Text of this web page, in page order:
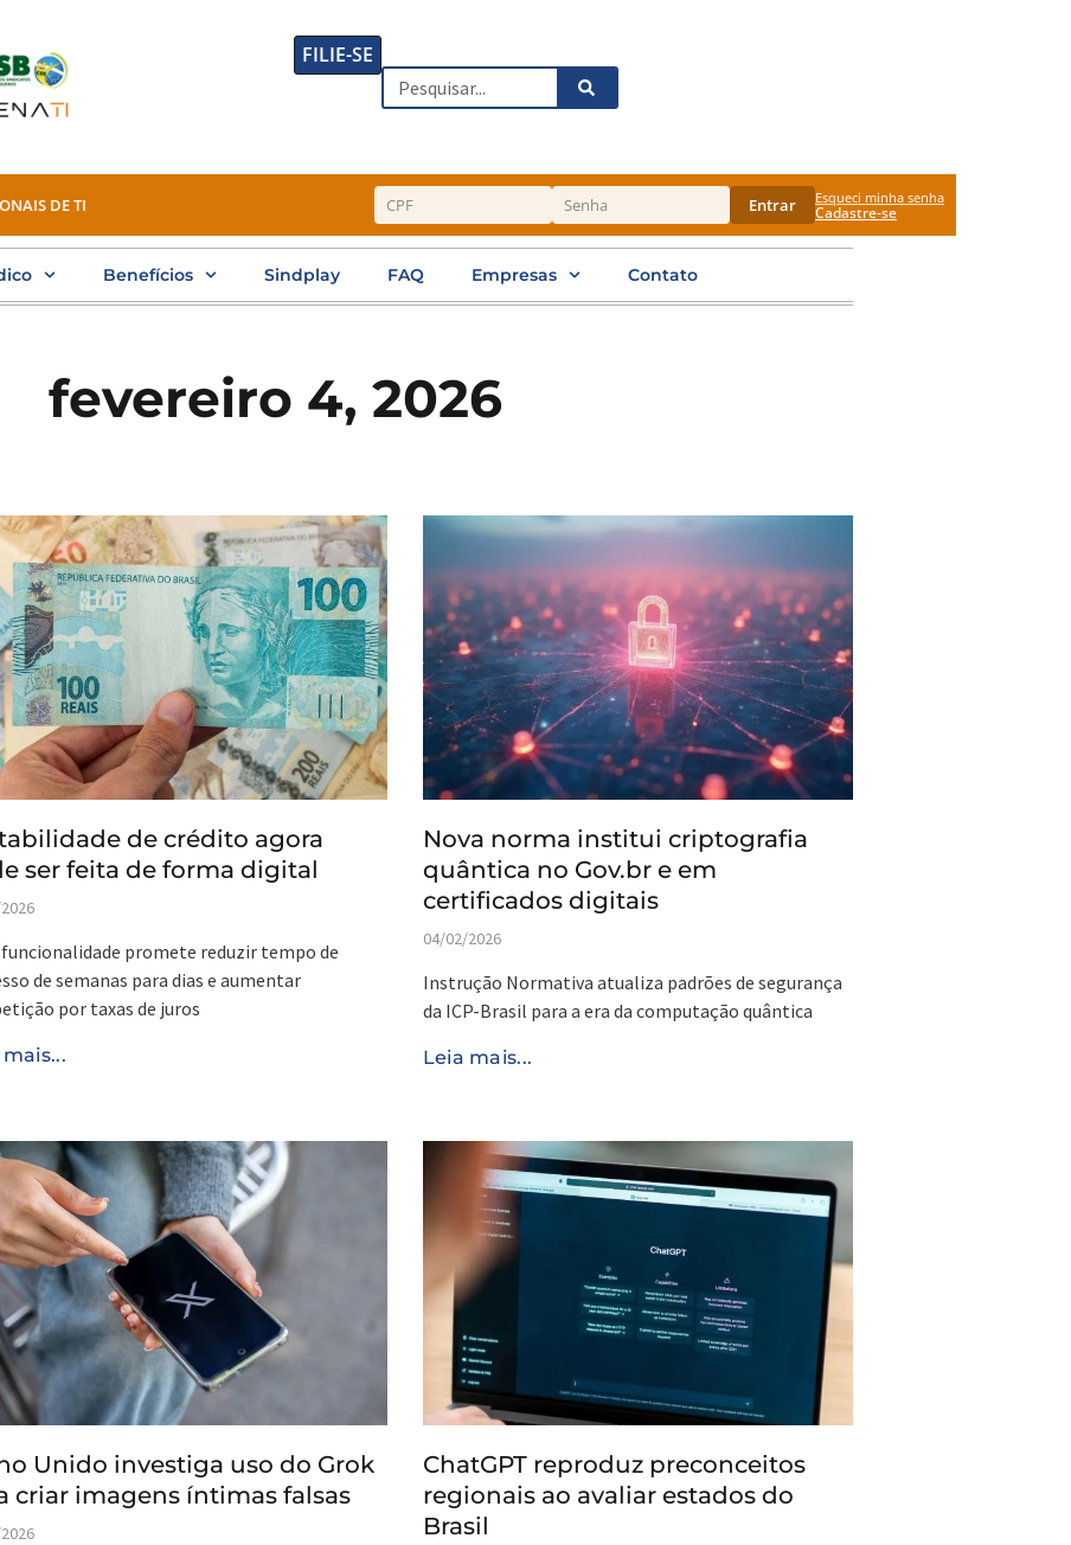
FILIE-SE
Search
DE TI Entrar Esqueci minha senha
Cadastre-se
Benefícios Sindplay FAQ Empresas Contato
fevereiro 4, 2026
de crédito agora
ser feita de forma digital
funcionalidade promete reduzir tempo de
de semanas para dias e aumentar
por taxas de juros
Nova norma institui criptografia
quântica no Gov.br e em
certificados digitais
04/02/2026
Instrução Normativa atualiza padrões de segurança
da ICP-Brasil para a era da computação quântica
Leia mais...
Unido investiga uso do Grok
criar imagens íntimas falsas
ChatGPT reproduz preconceitos
regionais ao avaliar estados do
Brasil